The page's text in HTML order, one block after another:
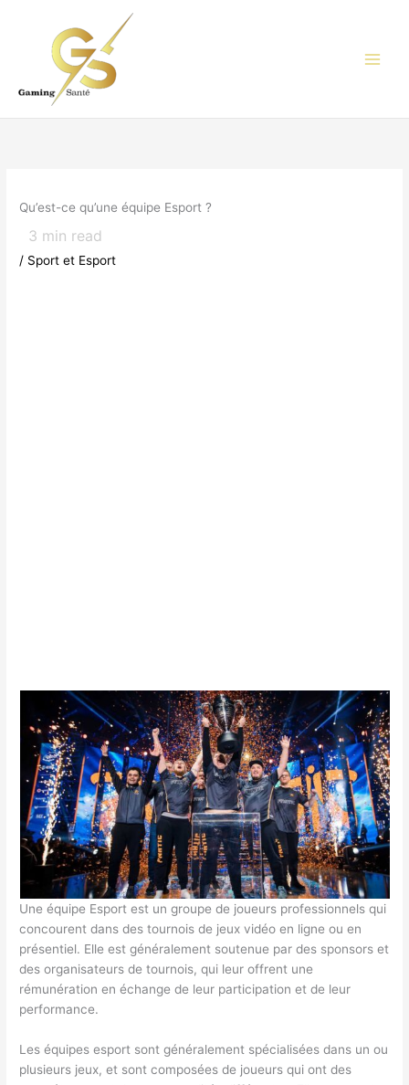
Qu’est-ce qu’une équipe Esport ?
3 min read
/ Sport et Esport
Une équipe Esport est un groupe de joueurs professionnels qui
concourent dans des tournois de jeux vidéo en ligne ou en
présentiel. Elle est généralement soutenue par des sponsors et
des organisateurs de tournois, qui leur offrent une
rémunération en échange de leur participation et de leur
performance.
Les équipes esport sont généralement spécialisées dans un ou
plusieurs jeux, et sont composées de joueurs qui ont des